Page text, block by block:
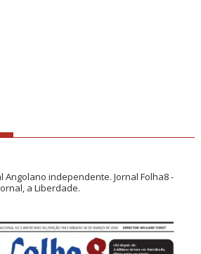
Angolano independente.Jornal Folha8 -
a Liberdade.